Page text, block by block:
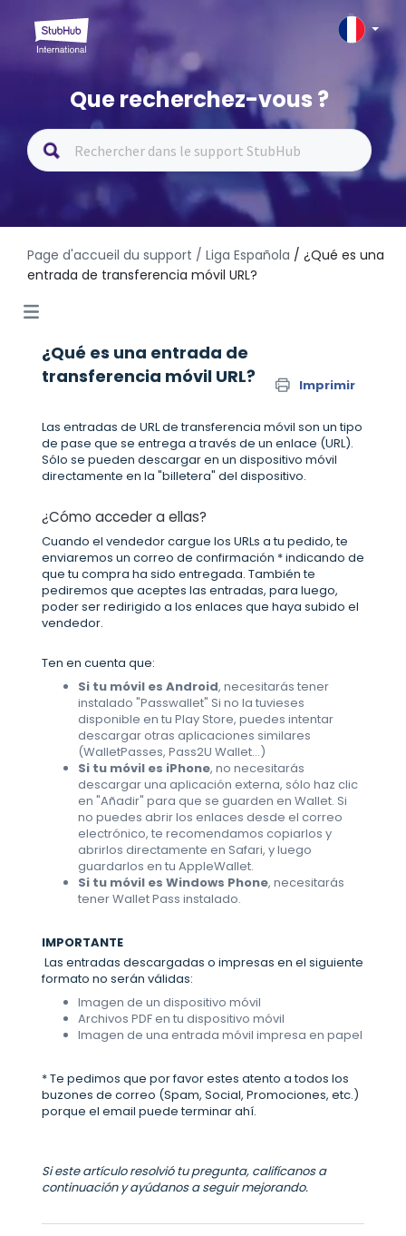
Que recherchez-vous ?
Page d'accueil du support / Liga Española / ¿Qué es una
entrada de transferencia móvil URL?
¿Qué es una entrada de
transferencia móvil URL?
Imprimir
Las entradas de URL de transferencia móvil son un tipo
de pase que se entrega a través de un enlace (URL).
Sólo se pueden descargar en un dispositivo móvil
directamente en la "billetera" del dispositivo.
¿Cómo acceder a ellas?
Cuando el vendedor cargue los URLs a tu pedido, te
enviaremos un correo de confirmación * indicando de
que tu compra ha sido entregada. También te
pediremos que aceptes las entradas, para luego,
poder ser redirigido a los enlaces que haya subido el
vendedor.
Ten en cuenta que:
Si tu móvil es Android, necesitarás tener
instalado "Passwallet" Si no la tuvieses
disponible en tu Play Store, puedes intentar
descargar otras aplicaciones similares
(WalletPasses, Pass2U Wallet...)
Si tu móvil es iPhone, no necesitarás
descargar una aplicación externa, sólo haz clic
en "Añadir" para que se guarden en Wallet. Si
no puedes abrir los enlaces desde el correo
electrónico, te recomendamos copiarlos y
abrirlos directamente en Safari, y luego
guardarlos en tu AppleWallet.
Si tu móvil es Windows Phone, necesitarás
tener Wallet Pass instalado.
IMPORTANTE
Las entradas descargadas o impresas en el siguiente
formato no serán válidas:
Imagen de un dispositivo móvil
Archivos PDF en tu dispositivo móvil
Imagen de una entrada móvil impresa en papel
* Te pedimos que por favor estes atento a todos los
buzones de correo (Spam, Social, Promociones, etc.)
porque el email puede terminar ahí.
Si este artículo resolvió tu pregunta, califícanos a
continuación y ayúdanos a seguir mejorando.